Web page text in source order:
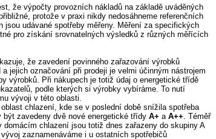
že výpočty provozních nákladů na základě uváděných
protože v praxi nikdy nedosáhneme referenčních
jsou udávané spotřeby měřeny. Měření za specifických
pro získání srovnatelných výsledků z různých měřících
že zavedení povinného zařazování výrobků
jejich označování při prodeji je velmi účinným nástrojem
výrobků. Při nákupech je totiž údaj o energetické třídě
podle kterých si výrobky vybíráme. To nutí
vývoji v této oblasti.
chlazení, kde se v poslední době snížila spotřeba
být zavedeny dvě nové energetické třídyA+ aA++. Téměř
domácím chlazení jsou totiž dnes zařazeny do skupiny A
zaznamenáváme i u ostatních spotřebičů